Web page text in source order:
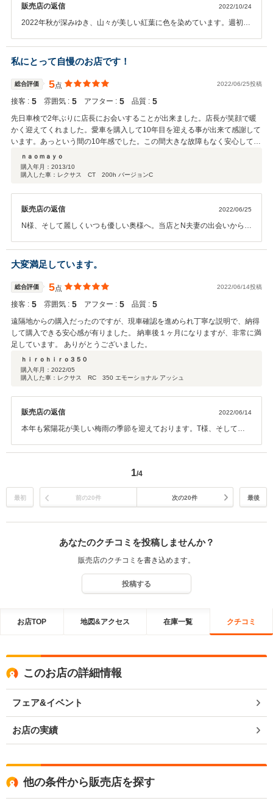
を結びます。I様、この度は誠にありがとうございました。 JPS遠藤
販売店の返信 2022/10/24
2022年秋が深みゆき、山々が美しい紅葉に色を染めています。週初め
ります。本当に嬉しいッ！超感激ですッ！自動車販売を日々行わせて
頂く中で、まさに1番うれしい瞬間・醍醐味・お客様からの光栄なコ
メントを拝しております。それは、A社長様と奥様が仲睦まじくご愛
用される新しい愛車をご用意させて頂くことからでした。A社長がこ
の度、念願叶って手に入れたのは、極めて稀少性の高いプレミアムモ
デル（最終型 特別限定生産 GS 450h EternalTouring.）。発表当時は
購入機会を逃されたA社長のお手元に、少しの時間を経て当店よりお
届けすることが出来ました。『最高の商品は、最良のお客様を繋
ぐ』。その通りになりました。社会的名声が聞き及ぶ御社とA社長に
しました。スタッフ一同で感激しながら、敬意をもってご納車に取り
組ませて頂きました。A社長様、そして最愛の奥様に、改めて心から
ナ禍明け・新しい過し方が始まり、いよいよ観光立国日本に世界中の
人々が訪れてくれるようになってきました。御社・A社長のご立派な
むことにも、世界中の人々が美しき日本国を楽しく過ごすことにも、
重要なお役立ちが御座います。是非今後益々のご繁栄とご発展を期せ
で御座います。文字数に限りがございますので、収まりの悪い乱筆で
ご挨拶とさせて頂ければと思います。またお会いできる日を楽しみに
しています。 JPS遠藤
私にとって自慢のお店です！
総合評価 5点 2022/06/25投稿
接客 : 5 雰囲気 : 5 アフター : 5 品質 : 5
先日車検で2年ぶりに店長にお会いすることが出来ました。店長が笑顔で暖
かく迎えてくれました。愛車を購入して10年目を迎える事が出来て感謝して
います。あっという間の10年感でした。この間大きな故障もなく安心してカ
ーライフをおくれたのも、オーナーを信頼し全てをお任せした結果だと思い
ます。改めてクオリティーの高さに大満足しています。JPSさんは親切丁寧
な対応で車の事なら何でも安心して相談できるお店です。また、アフターサ
とワクワクするとともに、とても元気な気持ちにさせてくれます。コロナ渦
で大変ではありますが、お身体には十分お気を付けて下さい。今後とも宜し
ｎａｏｍａｙｏ
購入年月： 2013/10
購入した車：レクサス CT 200h バージョンC
販売店の返信 2022/06/25
N様、そして麗しくいつも優しい奥様へ。当店とN夫妻の出会いから早
LEXUSを大切に×2 ご愛用を頂いております。先日は車検更新でお久
方のご来店を頂戴し、いつも変わりのない鴛鴦夫妻の優しいお姿触
れ、私たちの方こそ癒されましたぁ（感謝)。N様と奥様、長年のご愛
顧に社主以下一同より改めて深く、心からの御礼を申し上げます。い
つも本当に×2ありがとうございます。当店は一期一会の出会いを創造
し、お客様にとって最良の愛車に巡り会える瞬間×瞬間を大切に取り
組んで参りました。今回、N夫妻が10年の節目にこうして光栄極まる
コメントをお寄せ頂いたこと....感動しています！熱いものが込み上げ
てきて、胸の内では嬉しさのあまり号泣していますww きっとN様の優
す。これからも頑張ろうッ！と決意を新たにさせて頂きました。 10年
を共々に過ごされたN夫妻のLEXUS。ピッカピカに輝いていて、年月
わってきます。『最高のクルマは、最良のお客様を繋ぐ。』とは、当
店起業時より掲げているスローガンです。まさにそのド真中を射抜く
お二人に寄り添い続けさせて下さい。年月を刻み、私たちの姿はやや
変わり(老け）るかもしれませんがw 出会った頃のままに、心と心が通
のですが、文字数に限りがありますので、次回の車検や点検、次の愛
願い申し上げます。JPSスタッフ一同
大変満足しています。
総合評価 5点 2022/06/14投稿
接客 : 5 雰囲気 : 5 アフター : 5 品質 : 5
遠隔地からの購入だったのですが、現車確認を進められ丁寧な説明で、納得
して購入できる安心感が有りました。 納車後１ヶ月になりますが、非常に満
足しています。 ありがとうございました。
ｈｉｒｏｈｉｒｏ３５０
購入年月： 2022/05
購入した車：レクサス RC 350 エモーショナル アッシュ
販売店の返信 2022/06/14
本年も紫陽花が美しい梅雨の季節を迎えております。T様、そして最
い求め頂きまして誠にありがとうございました。ご契約とご納車式に
ですが心からの感謝を申し上げます。これまでは家族を想う愛車生活
を過ごされてきたTご夫妻が、二人三脚で歩まれた年月を経て、夫婦
二人の優雅なドライブデートが似合う最新式のスポーツカーにお乗換
をして頂きました。その様な貴重な機会を当店にお任せ下さり、活字
には代えられない感謝の気持ちで一杯です。微笑ましく敬意を抱く鴛
の様な処に、優しいお気遣いの光栄な口コミコメントを残して頂きま
して、スタッフ一同で歓んでおります。本当に×2 ありがとうございま
なっておられるかと存じます。どうかご夫妻で素敵なカーライフを過
ごされ、充実した人生と共にある思い出の被写体にして頂ければと願
からも末永く当店をご贔屓にして頂ければ幸甚で御座います。この度
1/4
最初 前の20件 次の20件 最後
あなたのクチコミを投稿しませんか？
販売店のクチコミを書き込めます。
投稿する
お店TOP 地図&アクセス 在庫一覧 クチコミ
このお店の詳細情報
フェア&イベント
お店の実績
他の条件から販売店を探す